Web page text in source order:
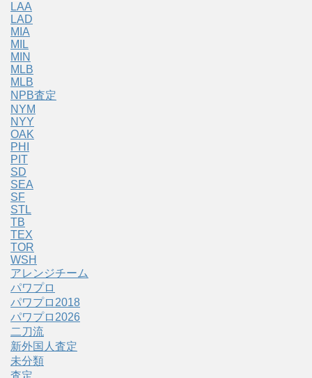
LAA
LAD
MIA
MIL
MIN
MLB
MLB
NPB査定
NYM
NYY
OAK
PHI
PIT
SD
SEA
SF
STL
TB
TEX
TOR
WSH
アレンジチーム
パワプロ
パワプロ2018
パワプロ2026
二刀流
新外国人査定
未分類
査定